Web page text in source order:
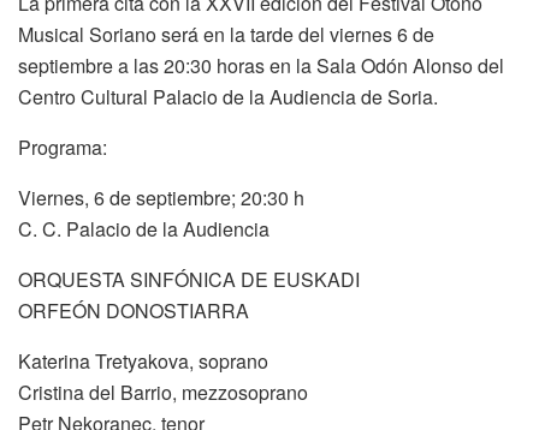
Musical Soriano será en la tarde del viernes 6 de
septiembre a las 20:30 horas en la Sala Odón Alonso del
Centro Cultural Palacio de la Audiencia de Soria.
Programa:
Viernes, 6 de septiembre; 20:30 h
C. C. Palacio de la Audiencia
ORQUESTA SINFÓNICA DE EUSKADI
ORFEÓN DONOSTIARRA
Katerina Tretyakova, soprano
Cristina del Barrio, mezzosoprano
Petr Nekoranec, tenor